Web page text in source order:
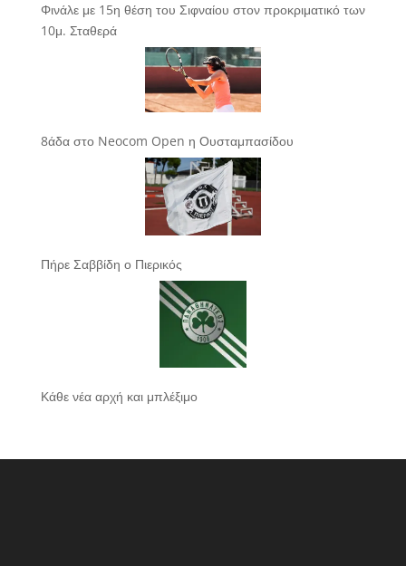
Φινάλε με 15η θέση του Σιφναίου στον προκριματικό των
10μ. Σταθερά
8άδα στο Neocom Open η Ουσταμπασίδου
Πήρε Σαββίδη ο Πιερικός
Κάθε νέα αρχή και μπλέξιμο